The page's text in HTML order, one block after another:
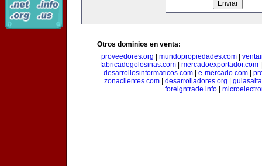
Otros dominios en venta:
proveedores.org
mundopropiedades.com|
fabricadegolosinas.com
mercadoexportador.com
desarrollosinformaticos.com| e-mercado.com|
zonaclientes.com| desarrolladores.org
foreigntrade.info